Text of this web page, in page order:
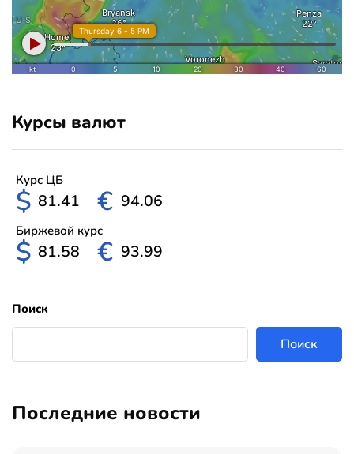
Курсы валют
Курс ЦБ
$ 81.41 € 94.06
Биржевой курс
$ 81.58 € 93.99
Поиск
Поиск
Последние новости